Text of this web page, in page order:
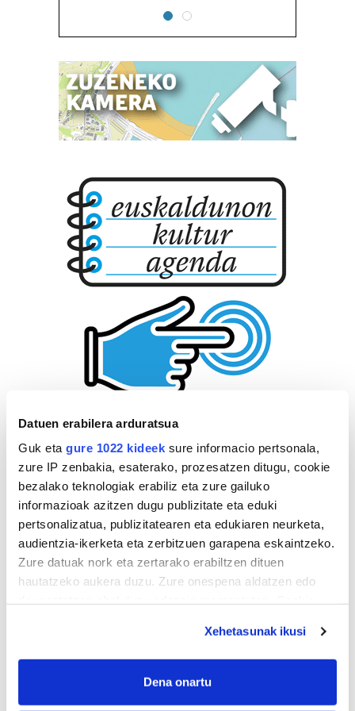
Datuen erabilera arduratsua
Guk eta gure 1022 kideek sure informacio pertsonala,
zure IP zenbakia, esaterako, prozesatzen ditugu, cookie
bezalako teknologiak erabiliz eta zure gailuko
informazioak azitzen dugu publizitate eta eduki
pertsonalizatua, publizitatearen eta edukiaren neurketa,
audientzia-ikerketa eta zerbitzuen garapena eskaintzeko.
Zure datuak nork eta zertarako erabiltzen dituen
hautatzeko aukera duzu. Zure onespena aldatzen edo
If you allow, we would also like to:
Collect information about your geographical
Xehetasunak ikusi
Dena onartu